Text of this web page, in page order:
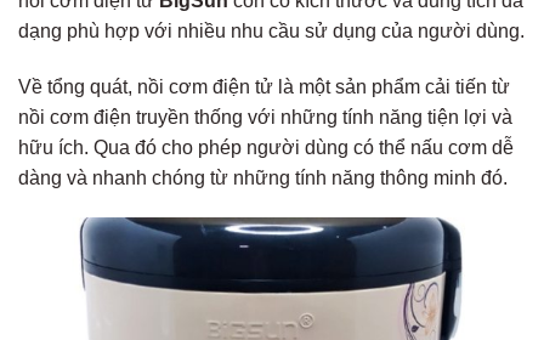
dạng phù hợp với nhiều nhu cầu sử dụng của người dùng.
Về tổng quát, nồi cơm điện tử là một sản phẩm cải tiến từ
nồi cơm điện truyền thống với những tính năng tiện lợi và
hữu ích. Qua đó cho phép người dùng có thể nấu cơm dễ
dàng và nhanh chóng từ những tính năng thông minh đó.